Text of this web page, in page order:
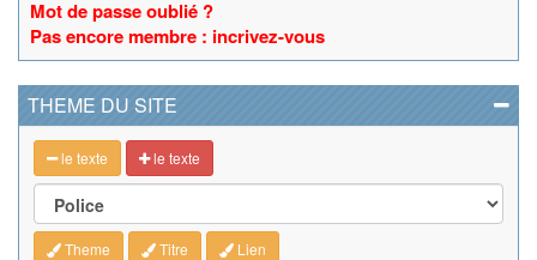
Mot de passe oublié ?
Pas encore membre : incrivez-vous
THEME DU SITE
le texte le texte
Theme Titre Lien